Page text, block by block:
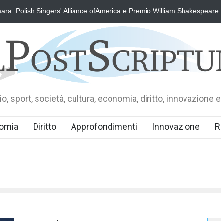
Polish Singers' Alliance ofAmerica e Premio William Shakespeare
sport, società, cultura, economia, diritto, innovazione
Diritto Approfondimenti Innovazione